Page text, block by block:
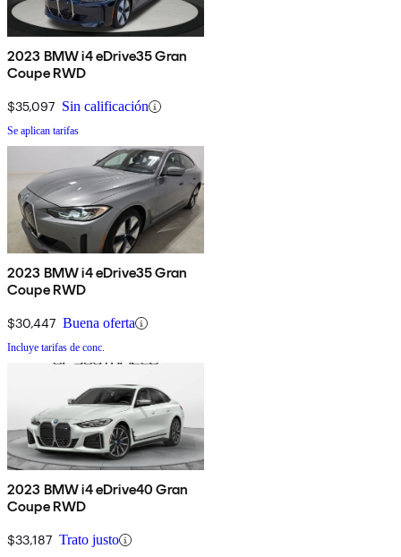
2023 BMW i4 eDrive35 Gran
Coupe RWD
$35,097 Sin calificación
Se aplican tarifas
2023 BMW i4 eDrive35 Gran
Coupe RWD
$30,447 Buena oferta
Incluye tarifas de conc.
2023 BMW i4 eDrive40 Gran
Coupe RWD
$33,187 Trato justo